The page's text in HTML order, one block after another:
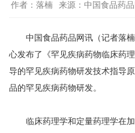
作者：落楠 来源：中国食品药品
中国食品药品网讯（记者落楠
心发布了《罕见疾病药物临床药
导的罕见疾病药物研发技术指导
品的罕见疾病药物研发。
临床药理学和定量药理学在加